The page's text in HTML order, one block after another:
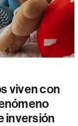
viven con
inversión